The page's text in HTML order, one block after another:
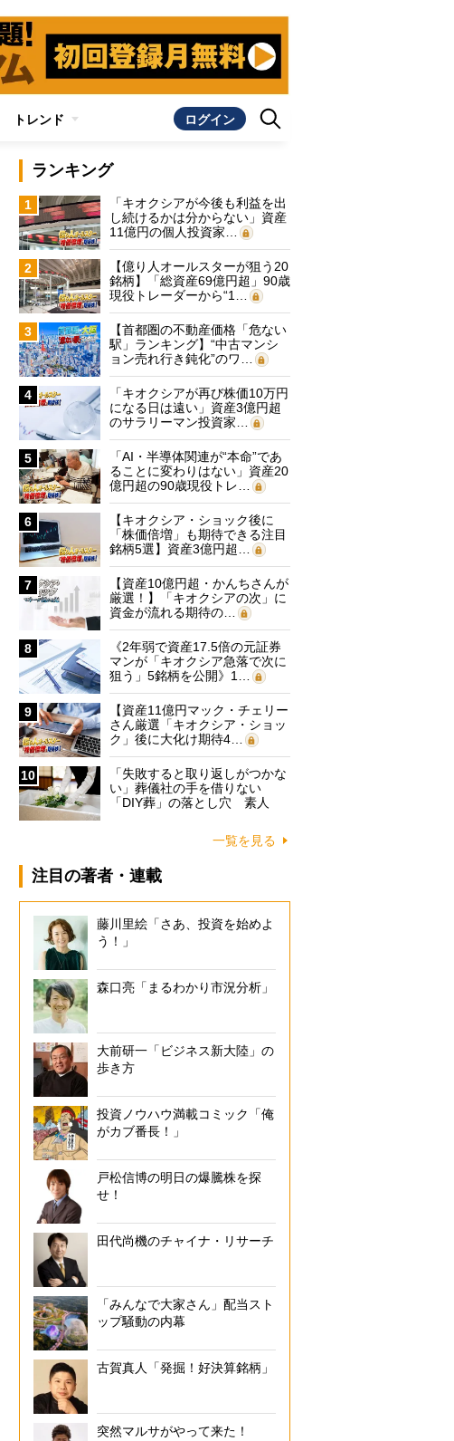
トレンド ログイン
ランキング
1
「キオクシアが今後も利益を出
し続けるかは分からない」資産
11億円の個人投資家…
2
【億り人オールスターが狙う20
銘柄】「総資産69億円超」90歳
現役トレーダーから“1…
3
【首都圏の不動産価格「危ない
駅」ランキング】“中古マンシ
ョン売れ行き鈍化”のワ…
4
「キオクシアが再び株価10万円
になる日は遠い」資産3億円超
のサラリーマン投資家…
5
「AI・半導体関連が“本命”であ
ることに変わりはない」資産20
億円超の90歳現役トレ…
6
【キオクシア・ショック後に
「株価倍増」も期待できる注目
銘柄5選】資産3億円超…
7
【資産10億円超・かんちさんが
厳選！】「キオクシアの次」に
資金が流れる期待の…
8
《2年弱で資産17.5倍の元証券
マンが「キオクシア急落で次に
狙う」5銘柄を公開》1…
9
【資産11億円マック・チェリー
さん厳選「キオクシア・ショッ
ク」後に大化け期待4…
10
「失敗すると取り返しがつかな
い」葬儀社の手を借りない
「DIY葬」の落とし穴 素人
一覧を見る
注目の著者・連載
藤川里絵「さあ、投資を始めよ
う！」
森口亮「まるわかり市況分析」
大前研一「ビジネス新大陸」の
歩き方
投資ノウハウ満載コミック「俺
がカブ番長！」
戸松信博の明日の爆騰株を探
せ！
田代尚機のチャイナ・リサーチ
「みんなで大家さん」配当スト
ップ騒動の内幕
古賀真人「発掘！好決算銘柄」
突然マルサがやって来た！